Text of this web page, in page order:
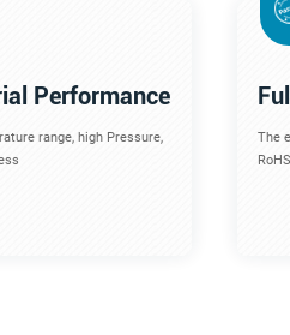
Performance
range, high Pressure,
The